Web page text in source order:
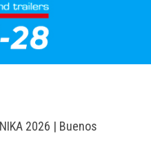
2026 | Buenos